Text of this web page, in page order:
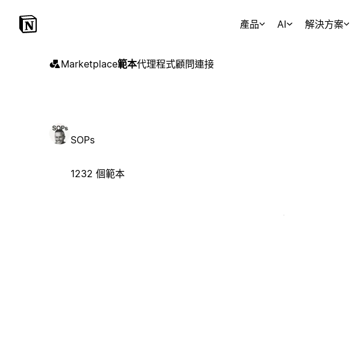
產品 AI 解決方案
Marketplace範本代理程式顧問連接
SOPs
1232 個範本